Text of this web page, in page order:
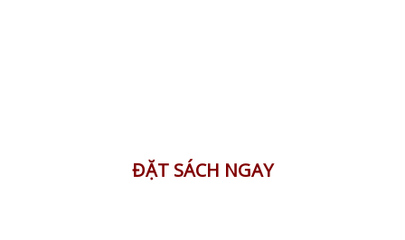
ĐẶT SÁCH NGAY